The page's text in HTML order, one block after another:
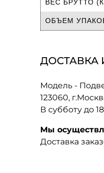
ВЕС БРУТТО
ОБЪЕМ
ДОСТАВКА
Модель -
123060,
В субботу до
Мы
Доставка